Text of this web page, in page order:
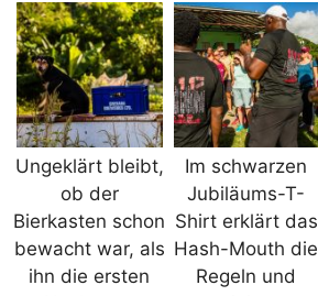
Ungeklärt bleibt,
ob der
Bierkasten schon
bewacht war, als
ihn die ersten
Im schwarzen
Jubiläums-T-
Shirt erklärt das
Hash-Mouth die
Regeln und